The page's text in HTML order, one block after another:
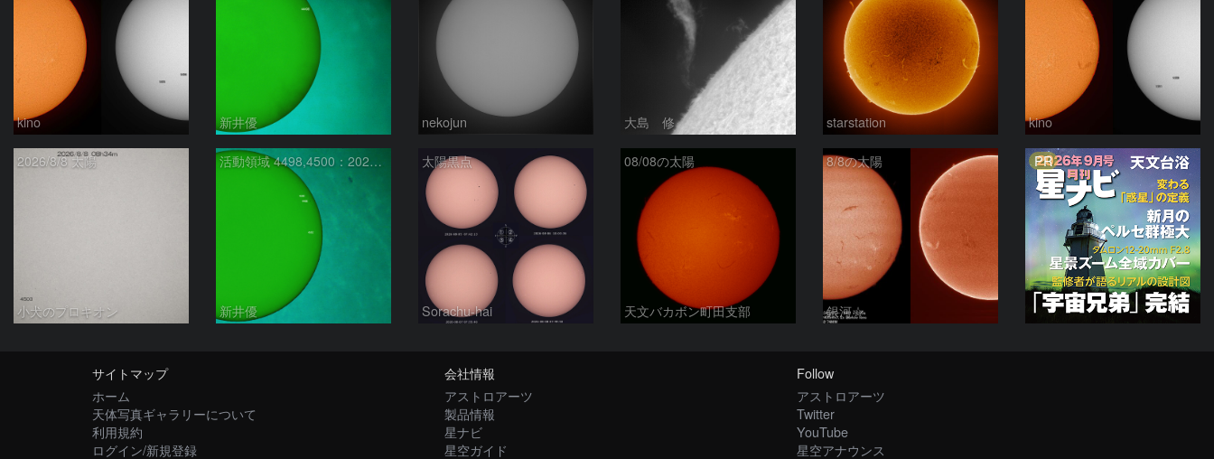
kino 新井優 nekojun 大島 修 starstation kino
2026/8/8 太陽
小犬のプロキオン
活動領域 4498,4500：2026/08/08
新井優
太陽黒点
Sorachu-hai
08/08の太陽
天文バカボン町田支部
8/8の太陽
銀河☆
PR
サイトマップ
ホーム
天体写真ギャラリーについて
利用規約
ログイン/新規登録
会社情報
アストロアーツ
製品情報
星ナビ
星空ガイド
Follow
アストロアーツ
Twitter
YouTube
星空アナウンス